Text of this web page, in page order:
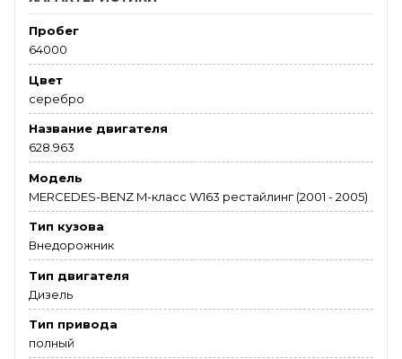
Пробег
64000
Цвет
серебро
Название двигателя
628.963
Модель
MERCEDES-BENZ M-класс W163 рестайлинг (2001 - 2005)
Тип кузова
Внедорожник
Тип двигателя
Дизель
Тип привода
полный